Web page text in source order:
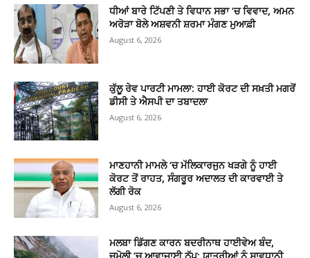
ਧੀਆਂ ਬਾਰੇ ਟਿੱਪਣੀ ਤੇ ਵਿਧਾਨ ਸਭਾ ‘ਚ ਵਿਵਾਦ, ਅਮਨ
ਅਰੋੜਾ ਬੋਲੇ ਅਸ਼ਵਨੀ ਸ਼ਰਮਾ ਮੰਗਣ ਮੁਆਫ਼ੀ
August 6, 2026
ਕੁੱਲੂ ਰੇਵ ਪਾਰਟੀ ਮਾਮਲਾ: ਹਾਈ ਕੋਰਟ ਦੀ ਸਖ਼ਤੀ ਮਗਰੋਂ
ਡੀਸੀ ਤੇ ਐਸਪੀ ਦਾ ਤਬਾਦਲਾ
August 6, 2026
ਮਾਣਹਾਨੀ ਮਾਮਲੇ ‘ਚ ਮੱਲਿਕਾਰਜੁਨ ਖੜਗੇ ਨੂੰ ਹਾਈ
ਕੋਰਟ ਤੋਂ ਰਾਹਤ, ਸੰਗਰੂਰ ਅਦਾਲਤ ਦੀ ਕਾਰਵਾਈ ਤੇ
ਲੱਗੀ ਰੋਕ
August 6, 2026
ਮਲਬਾ ਡਿੱਗਣ ਕਾਰਨ ਬਦਰੀਨਾਥ ਹਾਈਵੇਅ ਬੰਦ,